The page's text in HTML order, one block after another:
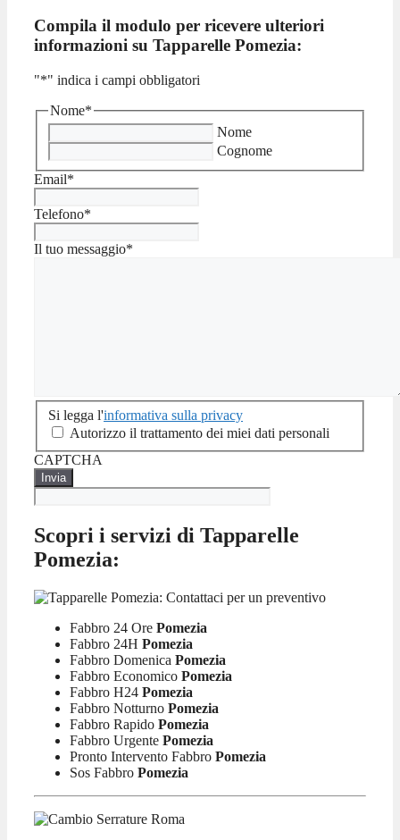
Compila il modulo per ricevere ulteriori
informazioni su Tapparelle Pomezia:
"*" indica i campi obbligatori
Nome*
Nome
Cognome
Email*
Telefono*
Il tuo messaggio*
Si
legga
sulla
privacy
Si legga l'informativa sulla privacy
Autorizzo il trattamento dei miei dati personali
CAPTCHA
Scopri i servizi di Tapparelle
Pomezia:
Fabbro 24 Ore Pomezia
Fabbro 24H Pomezia
Fabbro Domenica Pomezia
Fabbro Economico Pomezia
Fabbro H24 Pomezia
Fabbro Notturno Pomezia
Fabbro Rapido Pomezia
Fabbro Urgente Pomezia
Pronto Intervento Fabbro Pomezia
Sos Fabbro Pomezia